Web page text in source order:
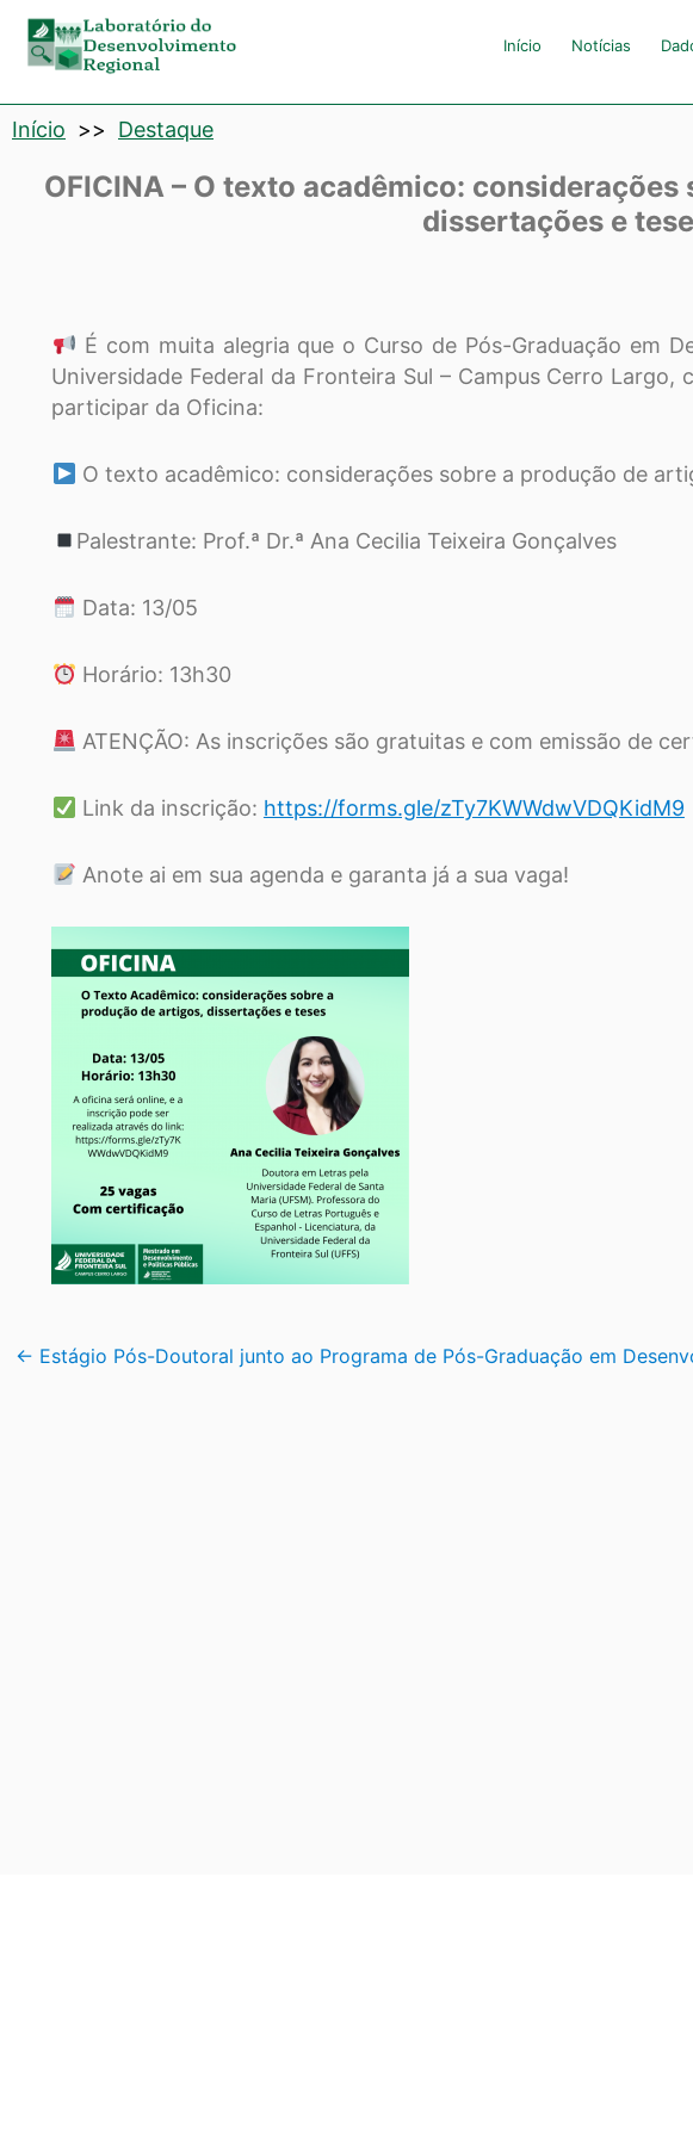
Laboratório
de
Desenvolvimento
Início Notícias
Início >> Destaque
OFICINA – O texto acadêmico:
dissertações e
É com muita alegria que o Curso de Pós-Graduação em
Universidade Federal da Fronteira Sul – Campus Cerro Largo,
participar da Oficina:
O texto acadêmico: considerações sobre a produção de
Palestrante: Prof.ª Dr.ª Ana Cecilia Teixeira Gonçalves
Data: 13/05
Horário: 13h30
ATENÇÃO: As inscrições são gratuitas e com emissão de
Link da inscrição: https://forms.gle/zTy7KWWdwVDQKidM9
Anote ai em sua agenda e garanta já a sua vaga!
Navegação
← Estágio Pós-Doutoral junto ao Programa de Pós-Graduação em